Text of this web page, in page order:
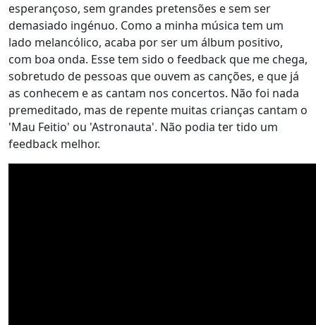
esperançoso, sem grandes pretensões e sem ser
demasiado ingénuo. Como a minha música tem um
lado melancólico, acaba por ser um álbum positivo,
com boa onda. Esse tem sido o feedback que me chega,
sobretudo de pessoas que ouvem as canções, e que já
as conhecem e as cantam nos concertos. Não foi nada
premeditado, mas de repente muitas crianças cantam o
'Mau Feitio' ou 'Astronauta'. Não podia ter tido um
feedback melhor.